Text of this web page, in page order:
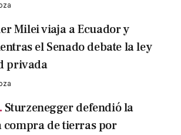
Milei viaja a Ecuador y
el Senado debate la ley
privada
Sturzenegger defendió la
compra de tierras por